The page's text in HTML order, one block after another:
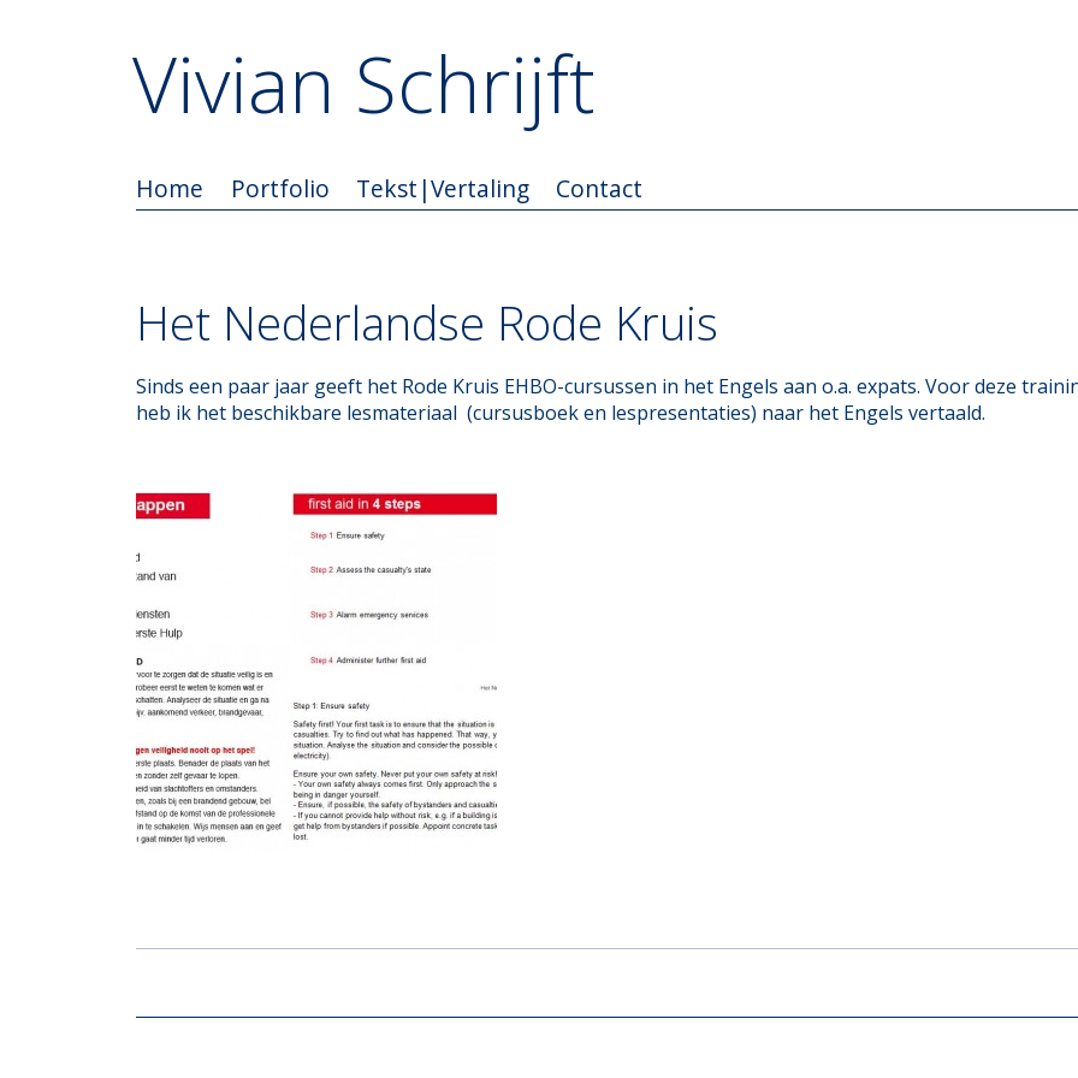
Vivian Schrijft
Home Portfolio Tekst|Vertaling Contact
Het Nederlandse Rode Kruis
Sinds een paar jaar geeft het Rode Kruis EHBO-cursussen in het Engels aan o.a. expats. Voor deze
heb ik het beschikbare lesmateriaal (cursusboek en lespresentaties) naar het Engels vertaald.